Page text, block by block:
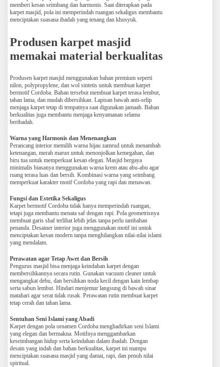
memberi kesan seimbang dan harmonis. Saat diterapkan pada
karpet masjid, pola ini memperindah ruangan sekaligus membantu
menciptakan suasana ibadah yang tenang dan khusyuk.
Produsen karpet masjid
memakai material berkualitas
Produsen karpet masjid menggunakan bahan premium seperti
nilon, polypropylene, dan wol sintetis untuk membuat karpet
bermotif Cordoba. Bahan tersebut membuat karpet terasa lembut,
tahan lama, dan mudah dibersihkan. Lapisan bawah anti-selip
menjaga karpet tetap di tempatnya saat digunakan jamaah. Bahan
berkualitas juga membantu menjaga kenyamanan selama
beribadah.
Warna yang Harmonis dan Menenangkan
Perancang interior memilih warna hijau zamrud untuk menambah
ketenangan, merah marun untuk menonjolkan kemegahan, dan
biru tua untuk memperkuat kesan elegan. Masjid bergaya
minimalis biasanya menggunakan warna krem atau abu-abu agar
ruang terasa luas dan bersih. Kombinasi warna yang seimbang
memperkuat karakter motif Cordoba yang rapi dan menawan.
Fungsi dan Estetika Sekaligus
Karpet bermotif Cordoba tidak hanya memperindah ruangan,
tetapi juga membantu menata saf dengan rapi. Pola geometrisnya
membuat garis shaf terlihat lebih jelas tanpa perlu tambahan
penanda. Desainer interior juga menggunakan motif ini untuk
menciptakan kesan modern tanpa menghilangkan nilai-nilai islami
yang mendalam.
Perawatan agar Tetap Awet dan Bersih
Pengurus masjid bisa menjaga keindahan karpet dengan
membersihkannya secara rutin. Gunakan vacuum cleaner untuk
mengangkat debu, dan bersihkan noda kecil dengan kain lembap
serta sabun lembut. Hindari menjemur langsung di bawah sinar
matahari agar serat tidak rusak. Perawatan rutin membuat karpet
tetap cerah dan tahan lama.
Sentuhan Seni Islami yang Abadi
Karpet dengan pola ornamen Cordoba menghadirkan seni Islami
yang elegan dan bermakna. Motifnya menggambarkan
keseimbangan hidup serta keindahan dalam ibadah. Dengan
desain yang indah dan bahan berkualitas, karpet ini mampu
menciptakan suasana masjid yang damai, rapi, dan penuh nilai
spiritual.